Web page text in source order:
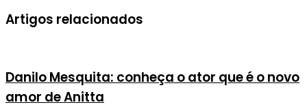
Artigos relacionados
Danilo Mesquita: conheça o ator que é o novo
amor de Anitta